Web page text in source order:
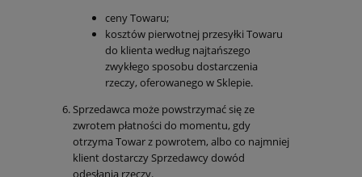
ceny Towaru;
kosztów pierwotnej przesyłki Towaru
do klienta według najtańszego
zwykłego sposobu dostarczenia
rzeczy, oferowanego w Sklepie.
Sprzedawca może powstrzymać się ze
zwrotem płatności do momentu, gdy
otrzyma Towar z powrotem, albo co najmniej
klient dostarczy Sprzedawcy dowód
odesłania rzeczy.